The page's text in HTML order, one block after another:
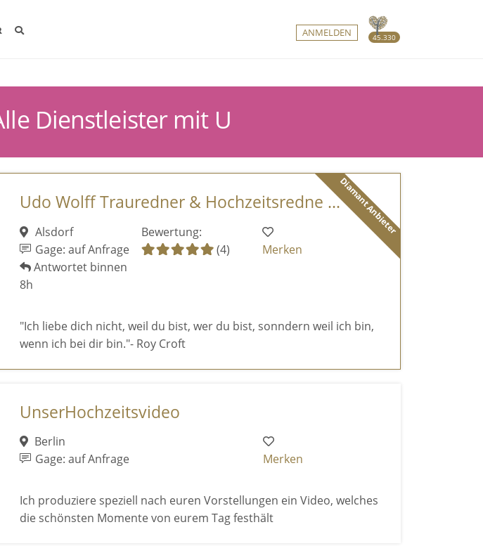
45.330
ANMELDEN
Dienstleister mit U
Diamant Anbieter
Udo Wolff Trauredner & Hochzeitsredne ...
Alsdorf
Gage: auf Anfrage
Antwortet binnen
8h
Bewertung:
(4)
Merken
"Ich liebe dich nicht, weil du bist, wer du bist, sonndern weil ich bin,
wenn ich bei dir bin."- Roy Croft
UnserHochzeitsvideo
Berlin
Gage: auf Anfrage
Merken
Ich produziere speziell nach euren Vorstellungen ein Video, welches
die schönsten Momente von eurem Tag festhält